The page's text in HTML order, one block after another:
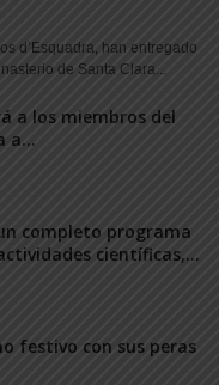
d’Esquadra, han entregado
de Santa Clara...
a los miembros del
a...
completo programa
científicas,...
festivo con sus peras